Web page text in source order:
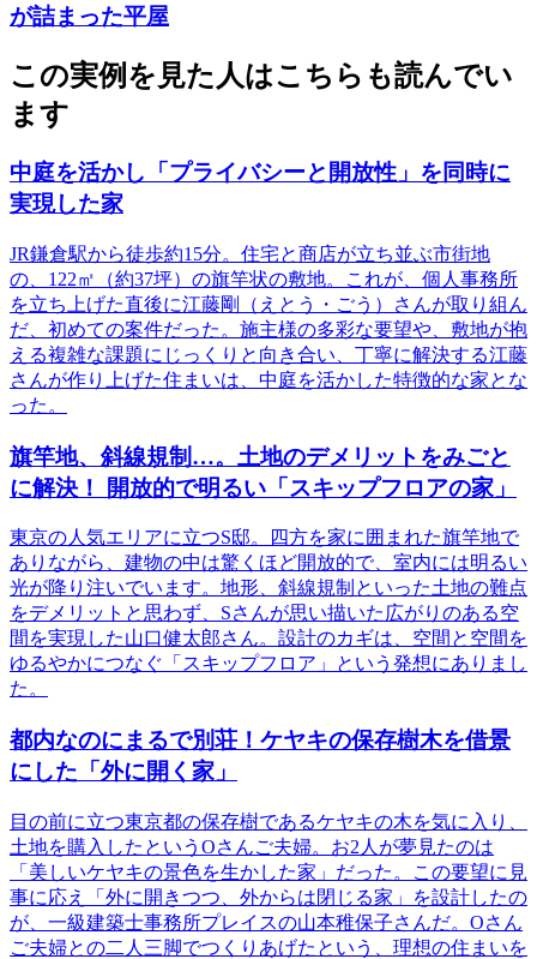
が詰まった平屋
この実例を見た人はこちらも読んでい
ます
中庭を活かし「プライバシーと開放性」を同時に
実現した家
JR鎌倉駅から徒歩約15分。住宅と商店が立ち並ぶ市街地
の、122㎡（約37坪）の旗竿状の敷地。これが、個人事務所
を立ち上げた直後に江藤剛（えとう・ごう）さんが取り組ん
だ、初めての案件だった。施主様の多彩な要望や、敷地が抱
える複雑な課題にじっくりと向き合い、丁寧に解決する江藤
さんが作り上げた住まいは、中庭を活かした特徴的な家とな
った。
旗竿地、斜線規制…。土地のデメリットをみごと
に解決！ 開放的で明るい「スキップフロアの家」
東京の人気エリアに立つS邸。四方を家に囲まれた旗竿地で
ありながら、建物の中は驚くほど開放的で、室内には明るい
光が降り注いでいます。地形、斜線規制といった土地の難点
をデメリットと思わず、Sさんが思い描いた広がりのある空
間を実現した山口健太郎さん。設計のカギは、空間と空間を
ゆるやかにつなぐ「スキップフロア」という発想にありまし
た。
都内なのにまるで別荘！ケヤキの保存樹木を借景
にした「外に開く家」
目の前に立つ東京都の保存樹であるケヤキの木を気に入り、
土地を購入したというOさんご夫婦。お2人が夢見たのは
「美しいケヤキの景色を生かした家」だった。この要望に見
事に応え「外に開きつつ、外からは閉じる家」を設計したの
が、一級建築士事務所プレイスの山本稚保子さんだ。Oさん
ご夫婦との二人三脚でつくりあげたという、理想の住まいを